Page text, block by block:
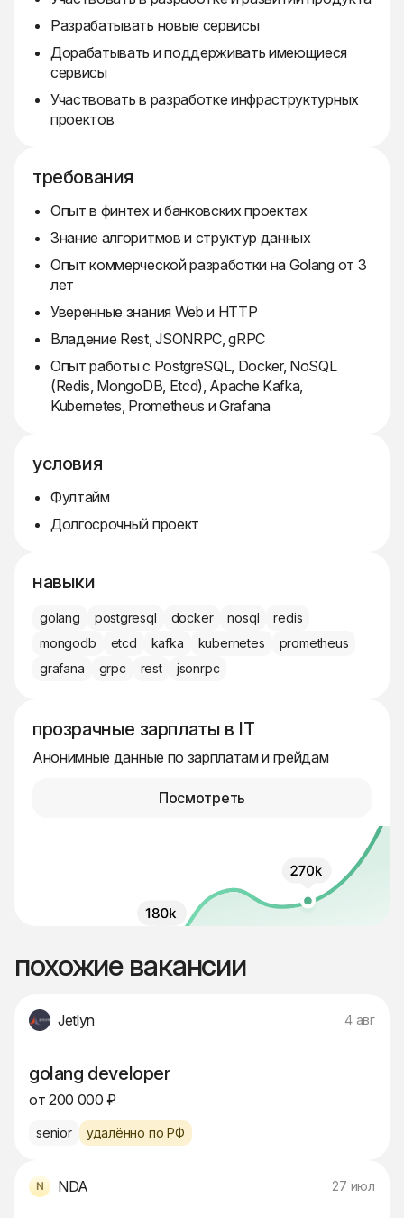
Разрабатывать новые сервисы
Дорабатывать и поддерживать имеющиеся
сервисы
Участвовать в разработке инфраструктурных
проектов
требования
Опыт в финтех и банковских проектах
Знание алгоритмов и структур данных
Опыт коммерческой разработки на Golang от 3
лет
Уверенные знания Web и HTTP
Владение Rest, JSONRPC, gRPC
Опыт работы с PostgreSQL, Docker, NoSQL
(Redis, MongoDB, Etcd), Apache Kafka,
Kubernetes, Prometheus и Grafana
условия
Фултайм
Долгосрочный проект
навыки
golang postgresql docker nosql
redis
mongodb
etcd kafka kubernetes
prometheus
grafana
grpc rest jsonrpc
прозрачные зарплаты в IT
Анонимные данные по зарплатам и грейдам
Посмотреть
похожие вакансии
Jetlyn 4 авг
golang developer
от 200 000 ₽
senior удалённо по РФ
NDA 27 июл